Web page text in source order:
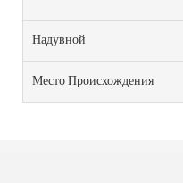
Надувной
Место Происхождения